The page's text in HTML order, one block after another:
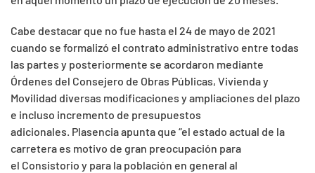
Cabe destacar que no fue hasta el 24 de mayo de 2021
cuando se formalizó el contrato administrativo entre todas
las partes y posteriormente se acordaron mediante
Órdenes del Consejero de Obras Públicas, Vivienda y
Movilidad diversas modificaciones y ampliaciones del plazo
e incluso incremento de presupuestos
adicionales. Plasencia apunta que “el estado actual de la
carretera es motivo de gran preocupación para
el Consistorio y para la población en general al